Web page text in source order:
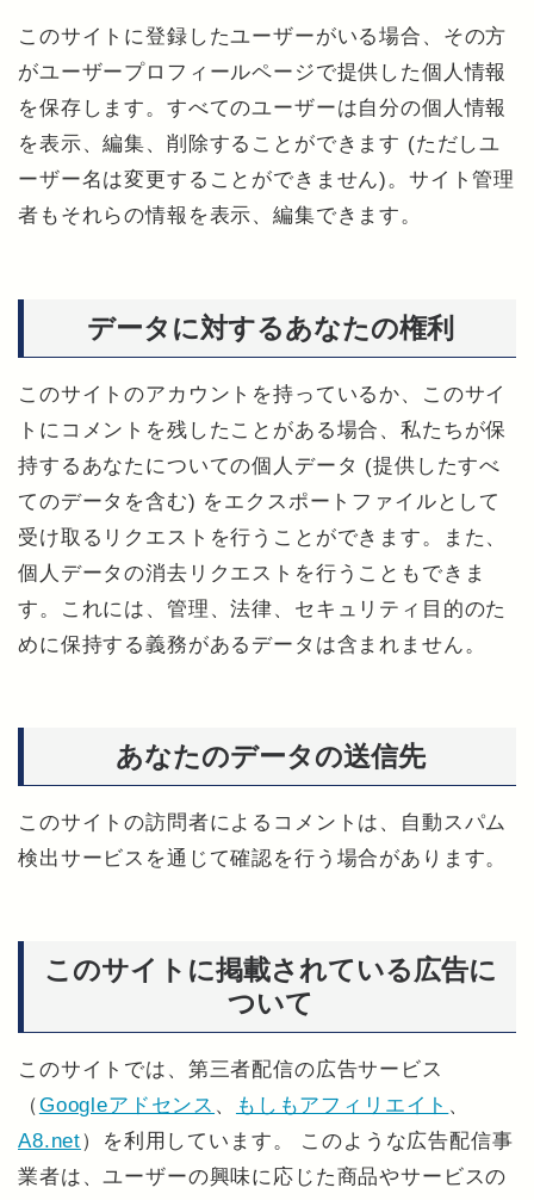
このサイトに登録したユーザーがいる場合、その方
がユーザープロフィールページで提供した個人情報
を保存します。すべてのユーザーは自分の個人情報
を表示、編集、削除することができます (ただしユ
ーザー名は変更することができません)。サイト管理
者もそれらの情報を表示、編集できます。
データに対するあなたの権利
このサイトのアカウントを持っているか、このサイ
トにコメントを残したことがある場合、私たちが保
持するあなたについての個人データ (提供したすべ
てのデータを含む) をエクスポートファイルとして
受け取るリクエストを行うことができます。また、
個人データの消去リクエストを行うこともできま
す。これには、管理、法律、セキュリティ目的のた
めに保持する義務があるデータは含まれません。
あなたのデータの送信先
このサイトの訪問者によるコメントは、自動スパム
検出サービスを通じて確認を行う場合があります。
このサイトに掲載されている広告に
ついて
このサイトでは、第三者配信の広告サービス
（Googleアドセンス 、 もしもアフィリエイト 、
A8.net）を利用しています。 このような広告配信事
業者は、ユーザーの興味に応じた商品やサービスの